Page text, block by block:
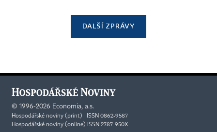
DALŠÍ ZPRÁVY
© 1996-2026 Economia, a.s.
Hospodářské noviny (print) ISSN 0862-9587
Hospodářské noviny (online) ISSN 2787-950X